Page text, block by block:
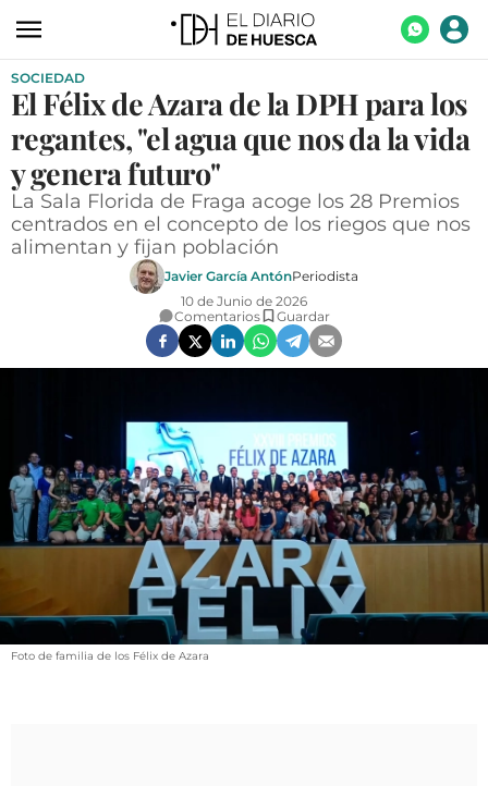
ACTUALIDAD
ECONOMÍA
TECNOLOGÍA
TURISMO
AGROALIMENTACIÓN
SOCIEDAD
GALERÍAS
VÍDEOS
CONTACTAR
FIESTAS EN EL ALTO ARAGÓN
FIESTAS DE SAN LORENZO
AGENDA
SOCIEDAD
El Félix de Azara de la DPH para los
regantes, "el agua que nos da la vida
y genera futuro"
La Sala Florida de Fraga acoge los 28 Premios
centrados en el concepto de los riegos que nos
alimentan y fijan población
Javier García AntónPeriodista
10 de Junio de 2026
Comentarios
Guardar
Foto de familia de los Félix de Azara